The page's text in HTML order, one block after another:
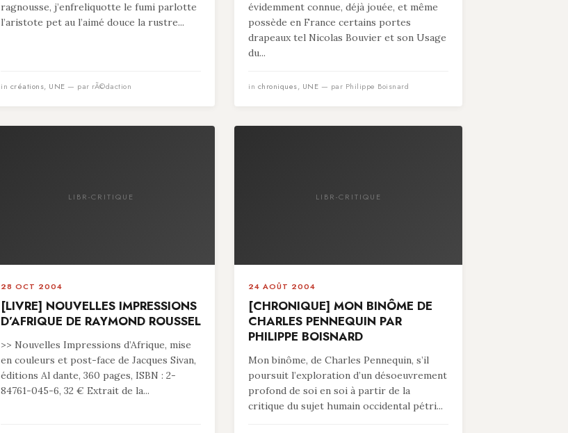
ragnousse, j’enfreliquotte le fumi parlotte
l’aristote pet au l’aimé douce la rustre...
in créations, UNE — par rÃ©daction
évidemment connue, déjà jouée, et même
possède en France certains portes
drapeaux tel Nicolas Bouvier et son Usage
du...
in chroniques, UNE — par Philippe Boisnard
LIBR-CRITIQUE
28 OCT 2004
[LIVRE] NOUVELLES IMPRESSIONS
D’AFRIQUE DE RAYMOND ROUSSEL
>> Nouvelles Impressions d’Afrique, mise
en couleurs et post-face de Jacques Sivan,
éditions Al dante, 360 pages, ISBN : 2-
84761-045-6, 32 € Extrait de la...
LIBR-CRITIQUE
24 AOÛT 2004
[CHRONIQUE] MON BINÔME DE
CHARLES PENNEQUIN PAR
PHILIPPE BOISNARD
Mon binôme, de Charles Pennequin, s’il
poursuit l’exploration d’un désoeuvrement
profond de soi en soi à partir de la
critique du sujet humain occidental pétri...